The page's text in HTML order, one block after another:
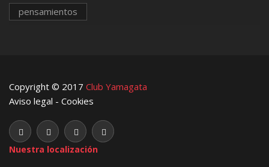
pensamientos
Copyright © 2017 Club Yamagata
Aviso legal - Cookies
Nuestra localización